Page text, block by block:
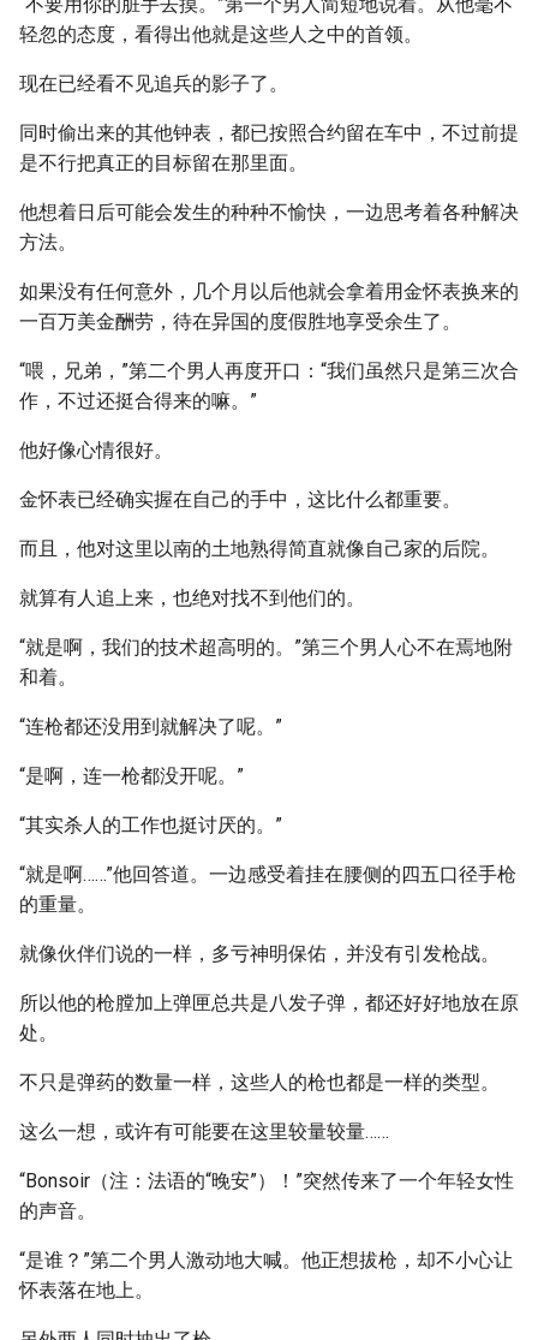
轻忽的态度，看得出他就是这些人之中的首领。
现在已经看不见追兵的影子了。
同时偷出来的其他钟表，都已按照合约留在车中，不过前提
是不行把真正的目标留在那里面。
他想着日后可能会发生的种种不愉快，一边思考着各种解决
方法。
如果没有任何意外，几个月以后他就会拿着用金怀表换来的
一百万美金酬劳，待在异国的度假胜地享受余生了。
“喂，兄弟，”第二个男人再度开口：“我们虽然只是第三次合
作，不过还挺合得来的嘛。”
他好像心情很好。
金怀表已经确实握在自己的手中，这比什么都重要。
而且，他对这里以南的土地熟得简直就像自己家的后院。
就算有人追上来，也绝对找不到他们的。
“就是啊，我们的技术超高明的。”第三个男人心不在焉地附
和着。
“连枪都还没用到就解决了呢。”
“是啊，连一枪都没开呢。”
“其实杀人的工作也挺讨厌的。”
“就是啊……”他回答道。一边感受着挂在腰侧的四五口径手枪
的重量。
就像伙伴们说的一样，多亏神明保佑，并没有引发枪战。
所以他的枪膛加上弹匣总共是八发子弹，都还好好地放在原
处。
不只是弹药的数量一样，这些人的枪也都是一样的类型。
这么一想，或许有可能要在这里较量较量……
“Bonsoir（注：法语的“晚安”）！”突然传来了一个年轻女性
的声音。
“是谁？”第二个男人激动地大喊。他正想拔枪，却不小心让
怀表落在地上。